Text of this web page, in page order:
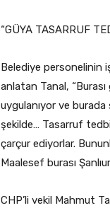
“GÜYA TASARRUF
Belediye personelinin
anlatan Tanal,
uygulanıyor ve burada
şekilde… Tasarruf
çarçur ediyorlar.
Maalesef burası
CHP’li vekil Mahmut